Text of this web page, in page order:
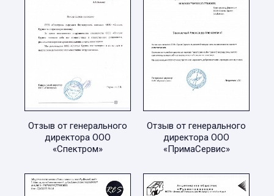
Отзыв от генерального
директора ООО
«Спектром»
Отзыв от генерального
директора ООО
«ПримаСервис»